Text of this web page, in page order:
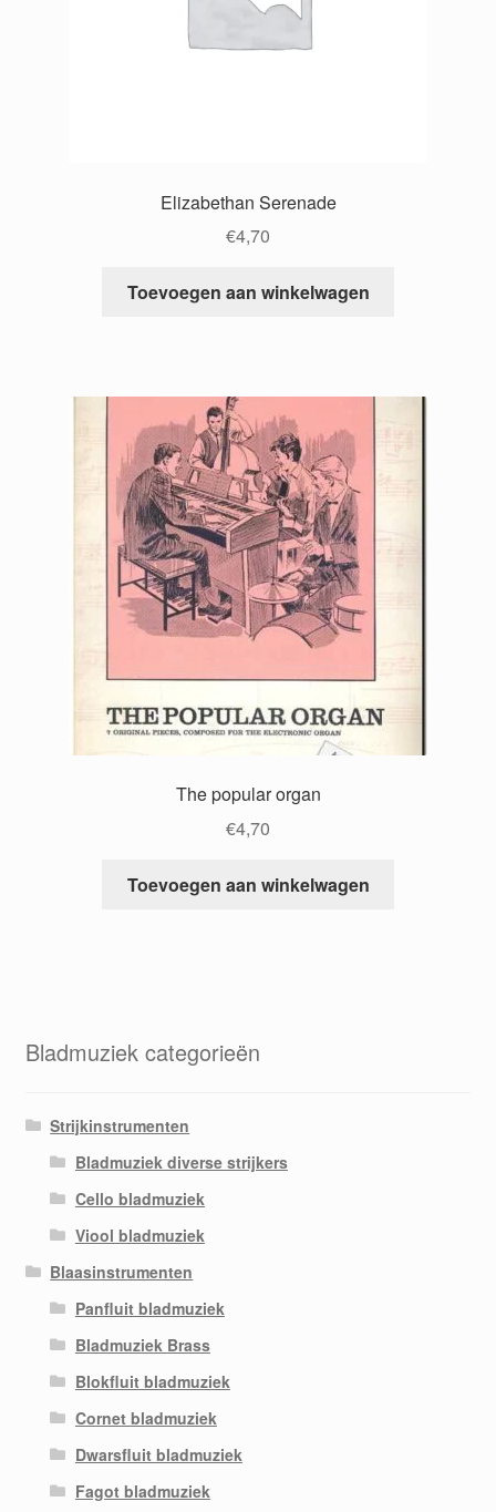
Elizabethan Serenade
€4,70
Toevoegen aan winkelwagen
The popular organ
€4,70
Toevoegen aan winkelwagen
Bladmuziek categorieën
Strijkinstrumenten
Bladmuziek diverse strijkers
Cello bladmuziek
Viool bladmuziek
Blaasinstrumenten
Panfluit bladmuziek
Bladmuziek Brass
Blokfluit bladmuziek
Cornet bladmuziek
Dwarsfluit bladmuziek
Fagot bladmuziek